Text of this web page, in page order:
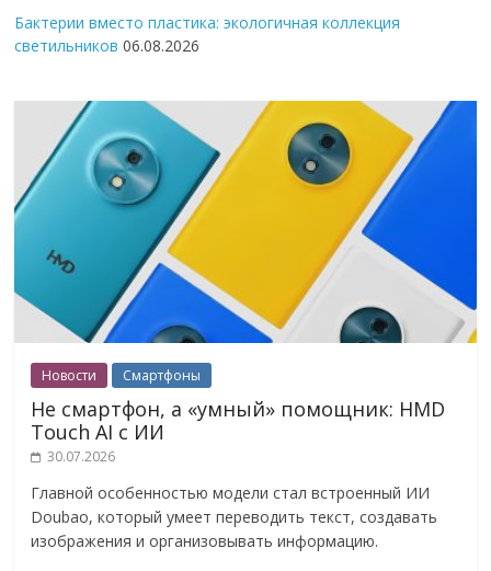
Бактерии вместо пластика: экологичная коллекция
светильников 06.08.2026
Новости Смартфоны
Не смартфон, а «умный» помощник: HMD
Touch AI с ИИ
30.07.2026
Главной особенностью модели стал встроенный ИИ
Doubao, который умеет переводить текст, создавать
изображения и организовывать информацию.